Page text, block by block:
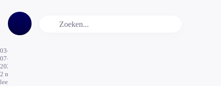
03-
07-
2026
2 min.
leestijd